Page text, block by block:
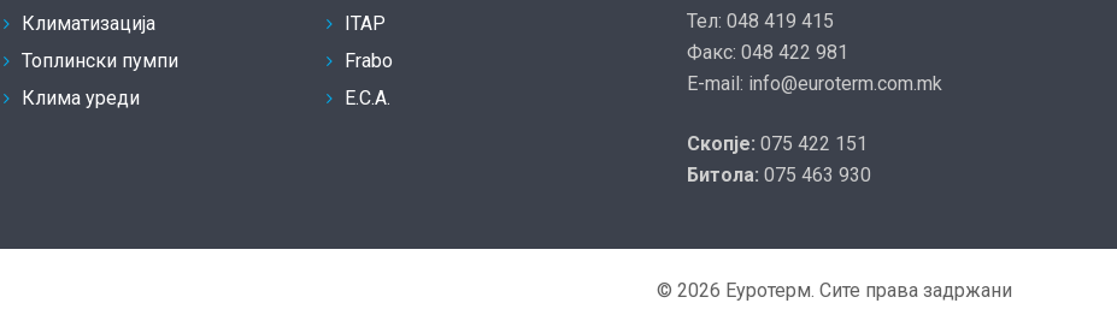
Климатизација
Топлински пумпи
Клима уреди
ITAP
Frabo
E.C.A.
Тел: 048 419 415
Факс: 048 422 981
E-mail: info@euroterm.com.mk
Скопје: 075 422 151
Битола: 075 463 930
© 2026 Еуротерм. Сите права задржани